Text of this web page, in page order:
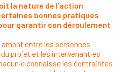
la nature de l’action
bonnes pratiques
garantir son déroulement
entre les personnes
projet et les intervenant·es
connaisse les contraintes